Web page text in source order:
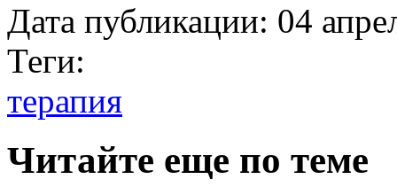
Дата публикации: 04
Теги:
терапия
Читайте еще по теме